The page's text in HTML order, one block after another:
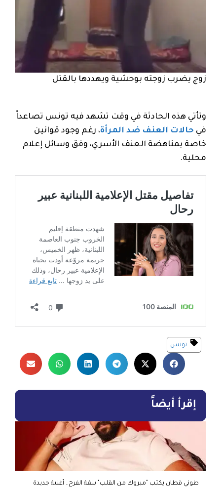
زوج يضرب زوجته بوحشية ويهددها بالقتل
وتأتي هذه الحادثة في وقت تشهد فيه تونس تصاعداً
في حالات العنف ضد المرأة، رغم وجود قوانين
خاصة بمناهضة العنف الأسري، وفق وسائل إعلام
محلية.
تونس
إقرأ أيضاً
طوني قطان يكتب "مبروك من القلب" بلغة الفرح.. أغنية جديدة